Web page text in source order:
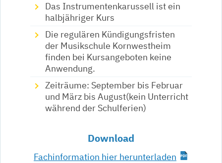
Das Instrumentenkarussell ist ein
halbjähriger Kurs
Die regulären Kündigungsfristen
der Musikschule Kornwestheim
finden bei Kursangeboten keine
Anwendung.
Zeiträume: September bis Februar
und März bis August(kein Unterricht
während der Schulferien)
Download
Fachinformation hier herunterladen